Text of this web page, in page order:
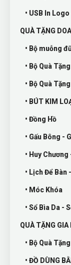
• USB In Logo
QUÀ TẶNG
• Bộ muỗng
• Bộ Quà
• Bộ Quà
• BÚT KIM
• Đồng Hồ
• Gấu Bông -
• Huy Chương
• Lịch Để
• Móc Khóa
• Sổ Bìa Da -
QUÀ TẶNG GIA
• Bộ Quà
• ĐỒ DÙNG